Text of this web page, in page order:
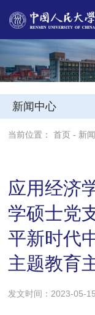
新闻中心
当前位置：首页 - 新
应用经济
学硕士党
平新时代
主题教育
发文时间：2023-05-